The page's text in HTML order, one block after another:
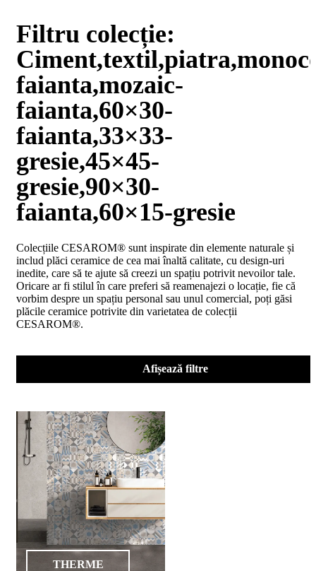
D03
BIII
2022
Declaratia
de
performanta
D01
2023
Declaratia
performanta
D01
BI
UGL
2020
performanta
D02
BIII
2023
Declaratia
de
performanta
BIII
Certificatul
150
2026
Certificat
2015
din
2026
Certificatul
Filtru colecție:
faianta,mozaic-
faianta,60×30-
faianta,33×33-
gresie,45×45-
gresie,90×30-
faianta,60×15-gresie
Colecțiile CESAROM® sunt inspirate din elemente naturale și
includ plăci ceramice de cea mai înaltă calitate, cu design-uri
inedite, care să te ajute să creezi un spațiu potrivit nevoilor tale.
Oricare ar fi stilul în care preferi să reamenajezi o locație, fie că
vorbim despre un spațiu personal sau unul comercial, poți găsi
plăcile ceramice potrivite din varietatea de colecții
CESAROM®.
Afișează filtre
THERME